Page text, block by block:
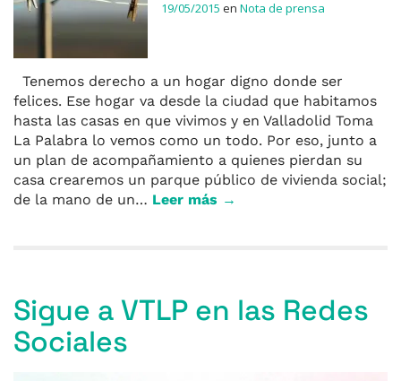
19/05/2015 en Nota de prensa
Tenemos derecho a un hogar digno donde ser
felices. Ese hogar va desde la ciudad que habitamos
hasta las casas en que vivimos y en Valladolid Toma
La Palabra lo vemos como un todo. Por eso, junto a
un plan de acompañamiento a quienes pierdan su
casa crearemos un parque público de vivienda social;
de la mano de un… Leer más →
Sigue a VTLP en las Redes
Sociales